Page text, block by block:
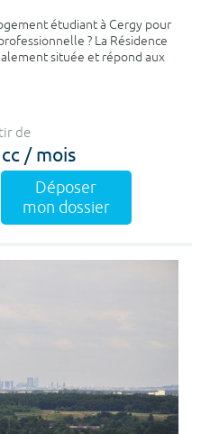
étudiant à Cergy pour
? La Résidence
située et répond aux
de
/ mois
Déposer
mon dossier